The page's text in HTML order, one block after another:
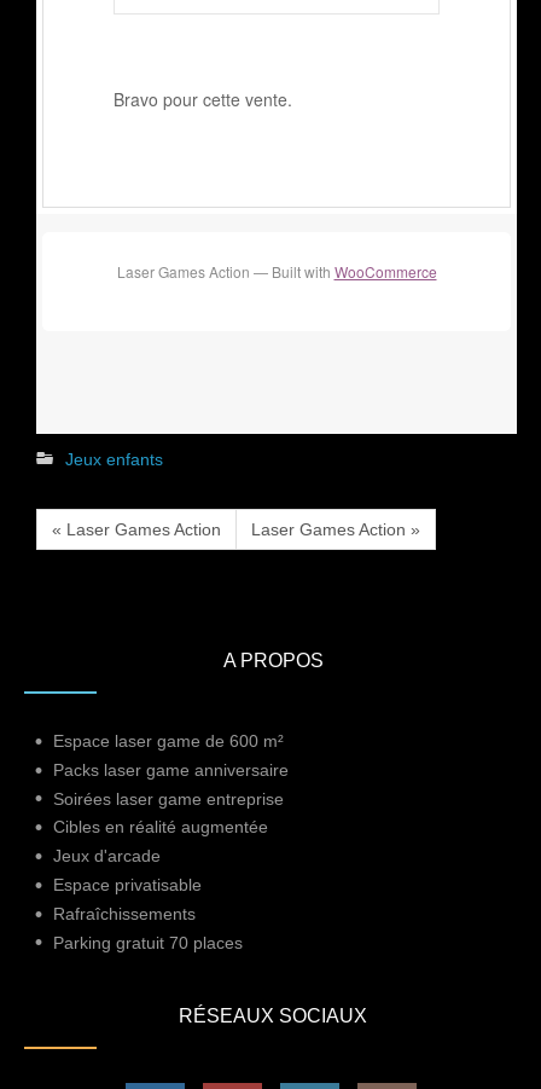
Bravo pour cette vente.
Laser Games Action — Built with WooCommerce
Jeux enfants
« Laser Games Action Laser Games Action »
A PROPOS
Espace laser game de 600 m²
Packs laser game anniversaire
Soirées laser game entreprise
Cibles en réalité augmentée
Jeux d'arcade
Espace privatisable
Rafraîchissements
Parking gratuit 70 places
RÉSEAUX SOCIAUX